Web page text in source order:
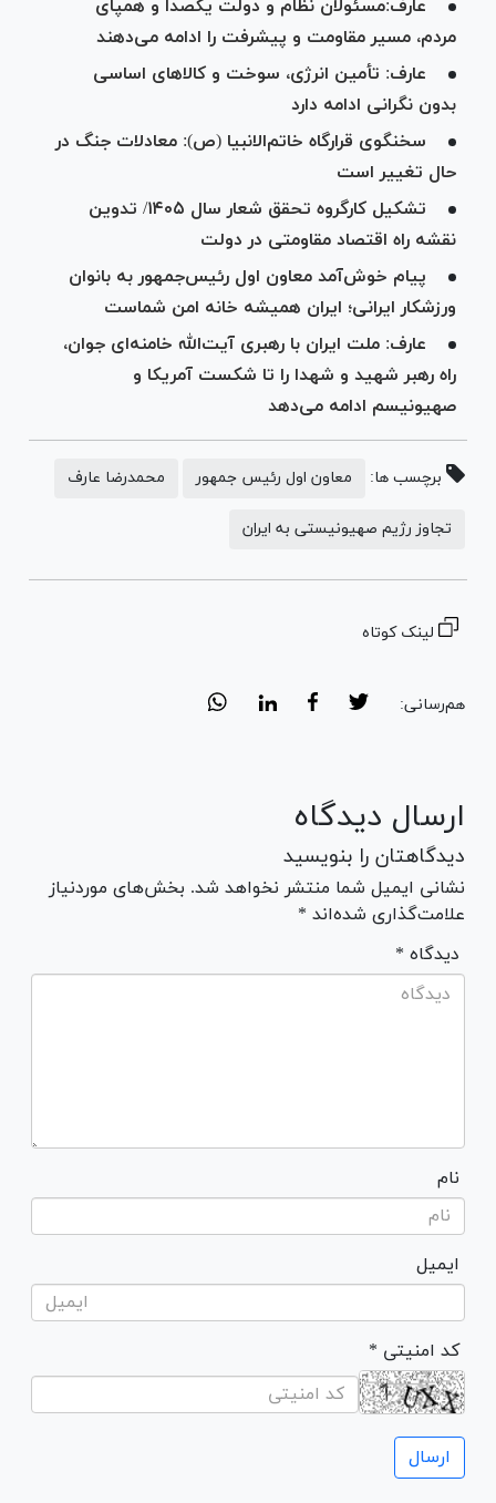
عارف:مسئولان نظام و دولت یکصدا و همپای
مردم، مسیر مقاومت و پیشرفت را ادامه می‌دهند
عارف: تأمین انرژی، سوخت و کالا‌های اساسی
بدون نگرانی ادامه دارد
سخنگوی قرارگاه خاتم‌الانبیا (ص): معادلات جنگ در
حال تغییر است
تشکیل کارگروه تحقق شعار سال ۱۴۰۵/ تدوین
نقشه راه اقتصاد مقاومتی در دولت
پیام خوش‌آمد معاون اول رئیس‌جمهور به بانوان
ورزشکار ایرانی؛ ایران همیشه خانه امن شماست
عارف: ملت ایران با رهبری آیت‌الله خامنه‌ای جوان،
راه رهبر شهید و شهدا را تا شکست آمریکا و
صهیونیسم ادامه می‌دهد
برچسب ها: معاون اول رئیس جمهور محمدرضا عارف
تجاوز رژیم صهیونیستی به ایران
لینک کوتاه
هم‌رسانی:
ارسال دیدگاه
دیدگاهتان را بنویسید
نشانی ایمیل شما منتشر نخواهد شد. بخش‌های موردنیاز
علامت‌گذاری شده‌اند *
* دیدگاه
نام
ایمیل
* کد امنیتی